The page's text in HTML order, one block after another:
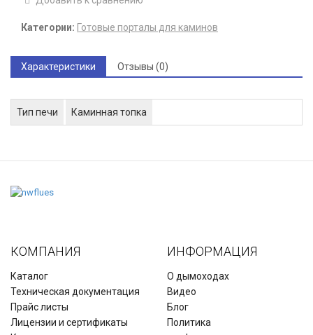
Категории: Готовые порталы для каминов
Характеристики Отзывы (0)
Тип печи Каминная топка
КОМПАНИЯ
Каталог
Техническая документация
Прайс листы
Лицензии и сертификаты
ИНФОРМАЦИЯ
О дымоходах
Видео
Блог
Политика